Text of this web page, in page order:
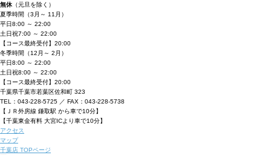
無休 （元旦を除く）
夏季時間 （3月～ 11月）
平日8:00 ～ 22:00
土日祝7:00 ～ 22:00
【コース最終受付】20:00
冬季時間 （12月～ 2月）
平日8:00 ～ 22:00
土日祝8:00 ～ 22:00
【コース最終受付】20:00
千葉県千葉市若葉区佐和町 323
TEL：043-228-5725 ／ FAX：043-228-5738
【ＪＲ外房線 鎌取駅 から車で10分】
【千葉東金有料 大宮ICより車で10分】
アクセス
マップ
千葉店 TOPページ